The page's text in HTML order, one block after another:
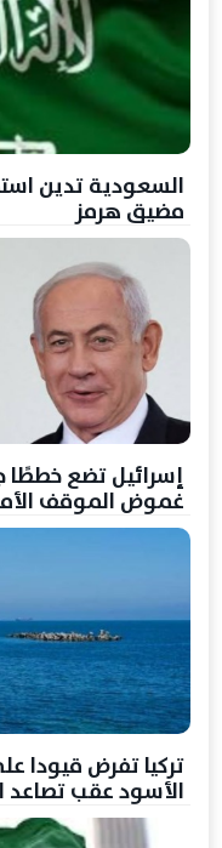
السعودية تدين
مضيق هرمز
إسرائيل تضع خططًا
غموض الموقف
تركيا تفرض قيودا
الأسود عقب تصاعد